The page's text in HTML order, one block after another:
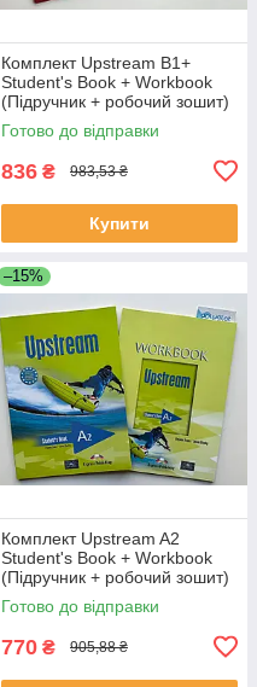
Комплект Upstream B1+
Student's Book + Workbook
(Підручник + робочий зошит)
Готово до відправки
836 ₴ 983,53 ₴
Купити
–15%
Комплект Upstream A2
Student's Book + Workbook
(Підручник + робочий зошит)
Готово до відправки
770 ₴ 905,88 ₴